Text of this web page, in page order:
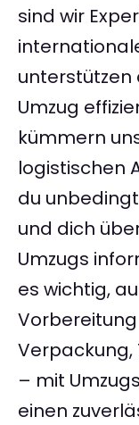
sind wir
unterstützen
Umzug
kümmern
logistischen
du
und dich
Umzugs
es wichtig,
– mit
einen